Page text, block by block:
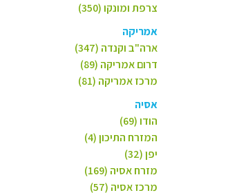
צרפת ומונקו (350)
אמריקה
ארה"ב וקנדה (347)
דרום אמריקה (89)
מרכז אמריקה (81)
אסיה
הודו (69)
המזרח התיכון (4)
יפן (32)
מזרח אסיה (169)
מרכז אסיה (57)